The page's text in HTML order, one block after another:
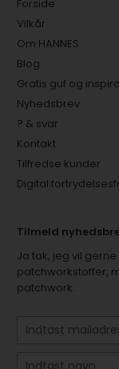
Forside
Vilkår
Om HANNES
Blog
Gratis guf og
Nyhedsbrev
? & svar
Kontakt
Tilfredse kunder
Digital
Tilmeld
Ja tak, jeg vil
patchworkstoffer,
patchwork.